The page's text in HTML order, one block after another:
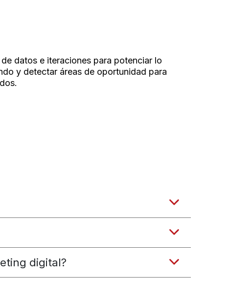
datos e iteraciones para potenciar lo
y detectar áreas de oportunidad para
digital?